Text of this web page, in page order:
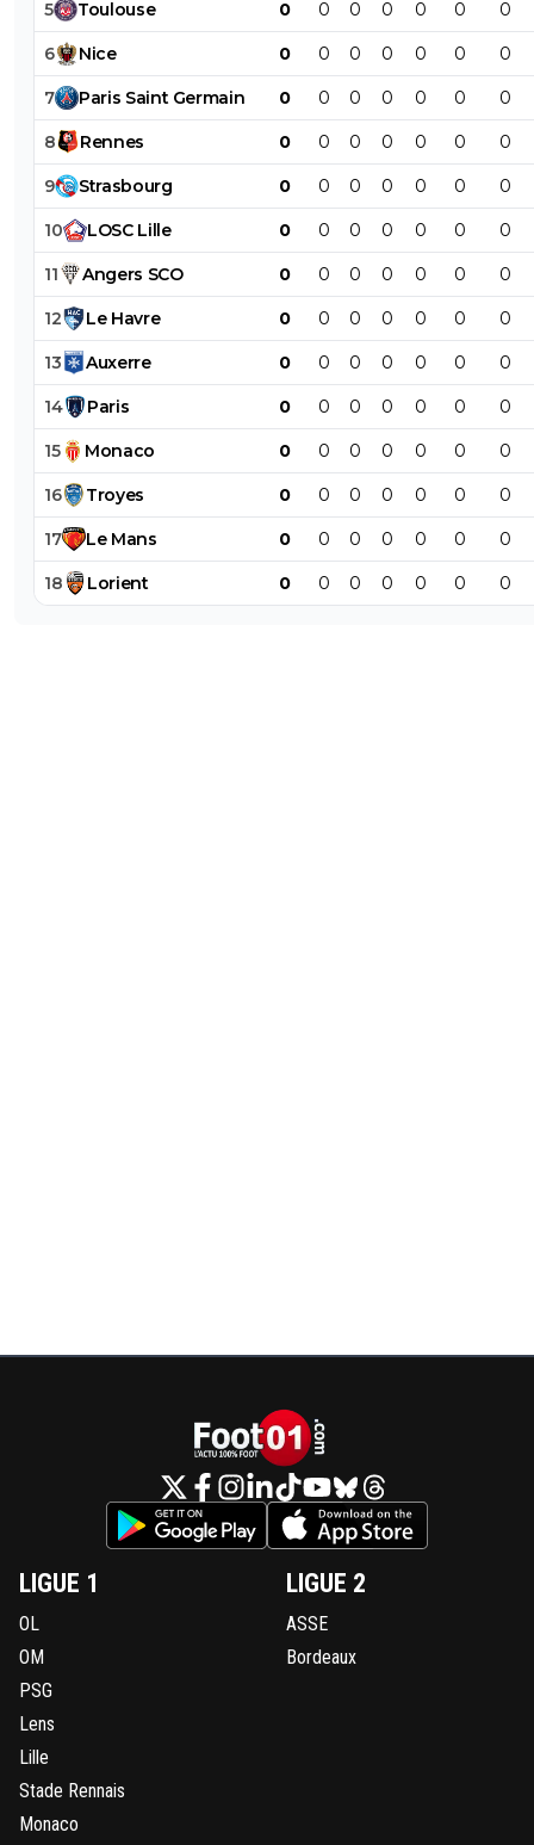
5 Toulouse 0 0 0 0 0 0 0
6 Nice 0 0 0 0 0 0 0
7 Paris Saint Germain 0 0 0 0 0 0 0
8 Rennes 0 0 0 0 0 0 0
9 Strasbourg 0 0 0 0 0 0 0
10 LOSC Lille 0 0 0 0 0 0 0
11 Angers SCO 0 0 0 0 0 0 0
12 Le Havre 0 0 0 0 0 0 0
13 Auxerre 0 0 0 0 0 0 0
14 Paris 0 0 0 0 0 0 0
15 Monaco 0 0 0 0 0 0 0
16 Troyes 0 0 0 0 0 0 0
17 Le Mans 0 0 0 0 0 0 0
18 Lorient 0 0 0 0 0 0 0
LIGUE 1
OL
OM
PSG
Lens
Lille
Stade Rennais
Monaco
LIGUE 2
ASSE
Bordeaux